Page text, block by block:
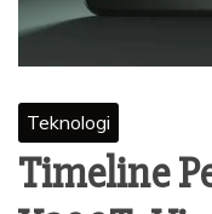
Teknologi
Timeline